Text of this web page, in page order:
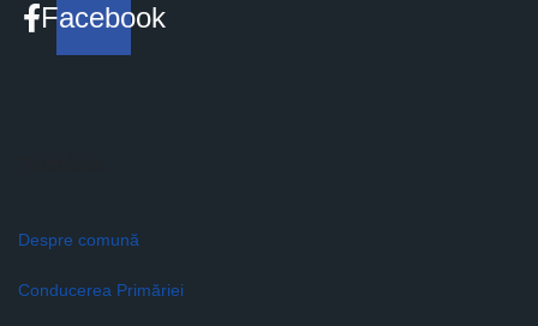
Facebook
Despre comună
Conducerea Primăriei